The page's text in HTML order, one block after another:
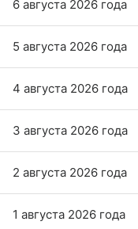
6 августа 2026 года
5 августа 2026 года
4 августа 2026 года
3 августа 2026 года
2 августа 2026 года
1 августа 2026 года